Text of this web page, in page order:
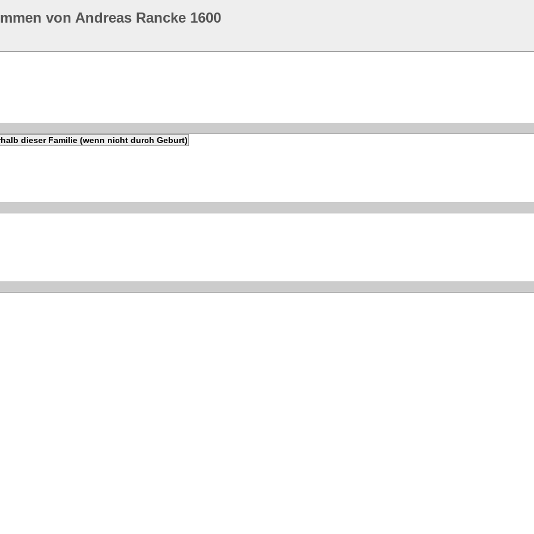
von Andreas Rancke 1600
dieser Familie (wenn nicht durch Geburt)